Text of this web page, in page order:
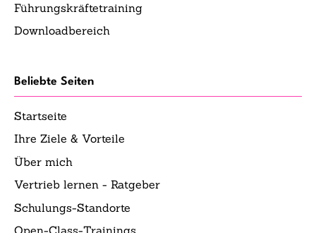
Führungskräftetraining
Downloadbereich
Beliebte Seiten
Startseite
Ihre Ziele & Vorteile
Über mich
Vertrieb lernen - Ratgeber
Schulungs-Standorte
Open-Class-Trainings